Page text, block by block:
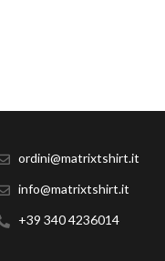
ordini@matrixtshirt.it
info@matrixtshirt.it
+39 340 4236014